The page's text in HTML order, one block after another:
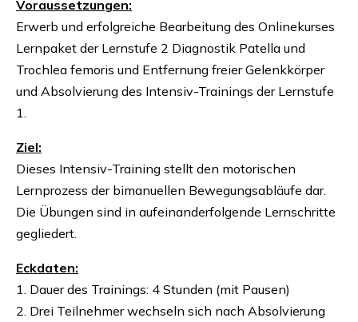
Voraussetzungen:
Erwerb und erfolgreiche Bearbeitung des Onlinekurses
Lernpaket der Lernstufe 2 Diagnostik Patella und
Trochlea femoris und Entfernung freier Gelenkkörper
und Absolvierung des Intensiv-Trainings der Lernstufe
1.
Ziel:
Dieses Intensiv-Training stellt den motorischen
Lernprozess der bimanuellen Bewegungsabläufe dar.
Die Übungen sind in aufeinanderfolgende Lernschritte
gegliedert.
Eckdaten:
1. Dauer des Trainings: 4 Stunden (mit Pausen)
2. Drei Teilnehmer wechseln sich nach Absolvierung